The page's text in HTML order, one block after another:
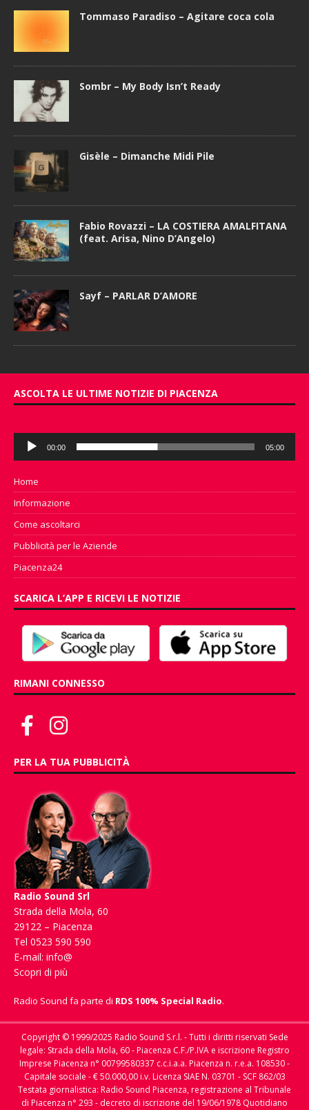
Tommaso Paradiso – Agitare coca cola
Sombr – My Body Isn’t Ready
Gisèle – Dimanche Midi Pile
Fabio Rovazzi – LA COSTIERA AMALFITANA
(feat. Arisa, Nino D’Angelo)
Sayf – PARLAR D’AMORE
ASCOLTA LE ULTIME NOTIZIE DI PIACENZA
Audio
Player
00:00 05:00
Home
Informazione
Come ascoltarci
Pubblicità per le Aziende
Piacenza24
SCARICA L’APP E RICEVI LE NOTIZIE
RIMANI CONNESSO
PER LA TUA PUBBLICITÀ
Radio Sound Srl
Strada della Mola, 60
29122 – Piacenza
Tel 0523 590 590
E-mail: info@
Scopri di più
Radio Sound fa parte di RDS 100% Special Radio.
Copyright © 1999/2025 Radio Sound S.r.l. - Tutti i diritti riservati Sede
legale: Strada della Mola, 60 - Piacenza C.F./P.IVA e iscrizione Registro
Imprese Piacenza n° 00799580337 c.c.i.a.a. Piacenza n. r.e.a. 108530 -
Capitale sociale - € 50.000,00 i.v. Licenza SIAE N. 03701 - SCF 862/03
Testata giornalistica: Radio Sound Piacenza, registrazione al Tribunale
di Piacenza n° 293 - decreto di iscrizione del 19/06/1978 Quotidiano